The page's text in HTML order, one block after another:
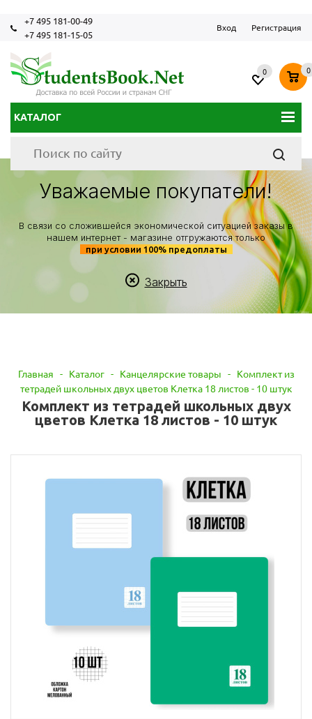
+7 495 181-00-49
+7 495 181-15-05
Вход Регистрация
КАТАЛОГ
0 0
Уважаемые покупатели!
В связи со сложившейся экономической ситуацией заказы в
нашем интернет - магазине отгружаются только
при условии 100% предоплаты
Закрыть
Главная - Каталог - Канцелярские товары - Комплект из
тетрадей школьных двух цветов Клетка 18 листов - 10 штук
Комплект из тетрадей школьных двух
цветов Клетка 18 листов - 10 штук